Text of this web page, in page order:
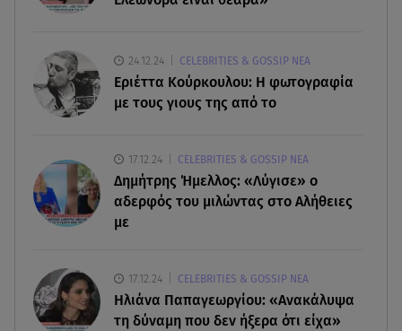
Κυκλάδες
07.08.26 , 17:44
Παιδικοί σταθμοί: Πότε βγαίνουν τα προσωρινά
αποτελέσματα
Τροχαίο Σέρρες: «Έχασα τη σύζυγο και το παιδί
μου. Τα έχασα όλα»
24.12.24 CELEBRITIES & GOSSIP ΝΕΑ
Εριέττα Κούρκουλου: Η φωτογραφία
με τους γιους της από το
17.12.24 CELEBRITIES & GOSSIP ΝΕΑ
Δημήτρης Ήμελλος: «Λύγισε» ο
αδερφός του μιλώντας στο Αλήθειες
με
17.12.24 CELEBRITIES & GOSSIP ΝΕΑ
Ηλιάνα Παπαγεωργίου: «Ανακάλυψα
τη δύναμη που δεν ήξερα ότι είχα»